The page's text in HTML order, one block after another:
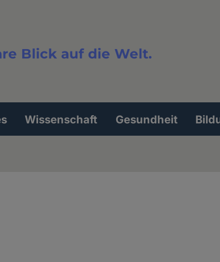
Blick auf die Welt.
Wissenschaft Gesundheit